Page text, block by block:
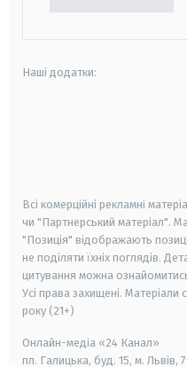
Наші додатки:
Всі комерційні рекламні
чи "Партнерський матеріал".
"Позиція" відображають
не поділяти їхніх поглядів.
цитування можна
Усі права захищені. Матеріали
року (21+)
Онлайн-медіа «24 Канал»
пл. Галицька, буд. 15, м. Львів,